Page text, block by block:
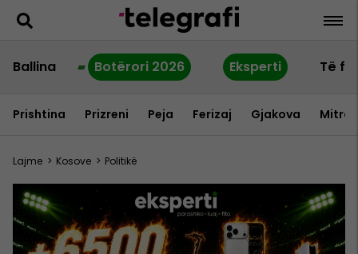
Ballina Botërori 2026 Eksperti Të
Prishtina Prizreni Peja Ferizaj Gjakova
Lajme > Kosove > Politikë